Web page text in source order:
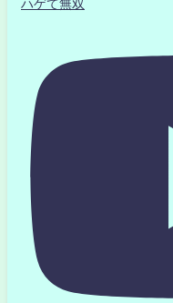
ハゲて無双